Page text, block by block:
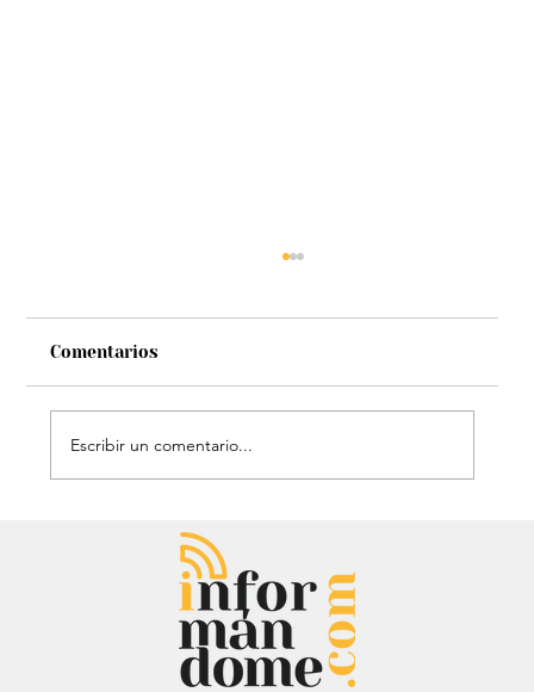
Audiencia de Maduro en Estados
Unidos: Debate por fondos para su
defensa marca el proceso
Comentarios
Escribir un comentario...